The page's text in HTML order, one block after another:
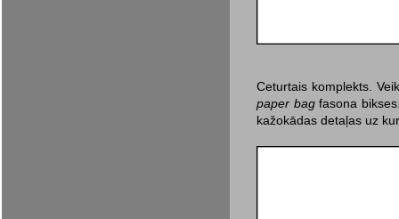
Ceturtais komplekts.
paper bagfasona
kažokādas detaļas uz